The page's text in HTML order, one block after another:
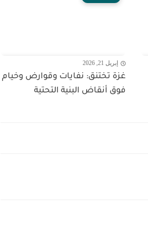
إبريل 21, 2026
غزة تختنق: نفايات وقوارض وخيام
فوق أنقاض البنية التحتية